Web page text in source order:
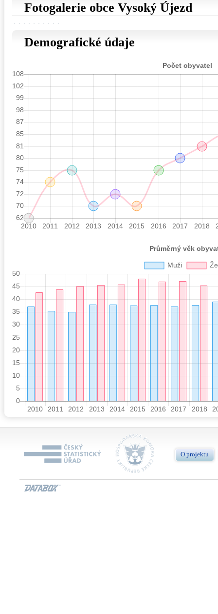
Fotogalerie obce Vysoký Újezd
Demografické údaje
O projektu